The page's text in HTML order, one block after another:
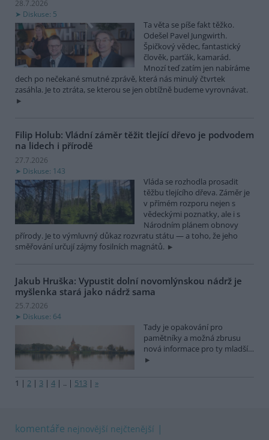
28.7.2026
Diskuse: 5
Ta věta se píše fakt těžko.
Odešel Pavel Jungwirth.
Špičkový vědec, fantastický
člověk, parťák, kamarád.
Mnozí teď zatím jen nabíráme
dech po nečekané smutné zprávě, která nás minulý čtvrtek
zasáhla. Je to ztráta, se kterou se jen obtížně budeme vyrovnávat.
Filip Holub: Vládní záměr těžit tlející dřevo je podvodem
na lidech i přírodě
27.7.2026
Diskuse: 143
Vláda se rozhodla prosadit
těžbu tlejícího dřeva. Záměr je
v přímém rozporu nejen s
vědeckými poznatky, ale i s
Národním plánem obnovy
přírody. Je to výmluvný důkaz rozvratu státu — a toho, že jeho
směřování určují zájmy fosilních magnátů.
Jakub Hruška: Vypustit dolní novomlýnskou nádrž je
myšlenka stará jako nádrž sama
25.7.2026
Diskuse: 64
Tady je opakování pro
pamětníky a možná zbrusu
nová informace pro ty mladší…
1 | 2 | 3 | 4 | .. | 513 | »
komentáře nejnovější nejčtenější